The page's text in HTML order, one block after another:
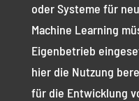
oder Systeme für
Machine Learning
Eigenbetrieb
hier die Nutzung
für die Entwicklung